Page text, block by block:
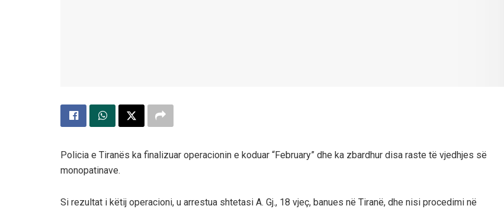
Policia e Tiranës ka finalizuar operacionin e koduar “February” dhe ka zbardhur disa raste të vjedhjes së
monopatinave.
Si rezultat i këtij operacioni, u arrestua shtetasi A. Gj., 18 vjeç, banues në Tiranë, dhe nisi procedimi në